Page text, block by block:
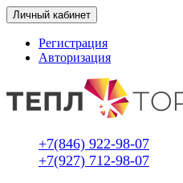
Личный кабинет
Регистрация
Авторизация
+7(846) 922-98-07
+7(927) 712-98-07